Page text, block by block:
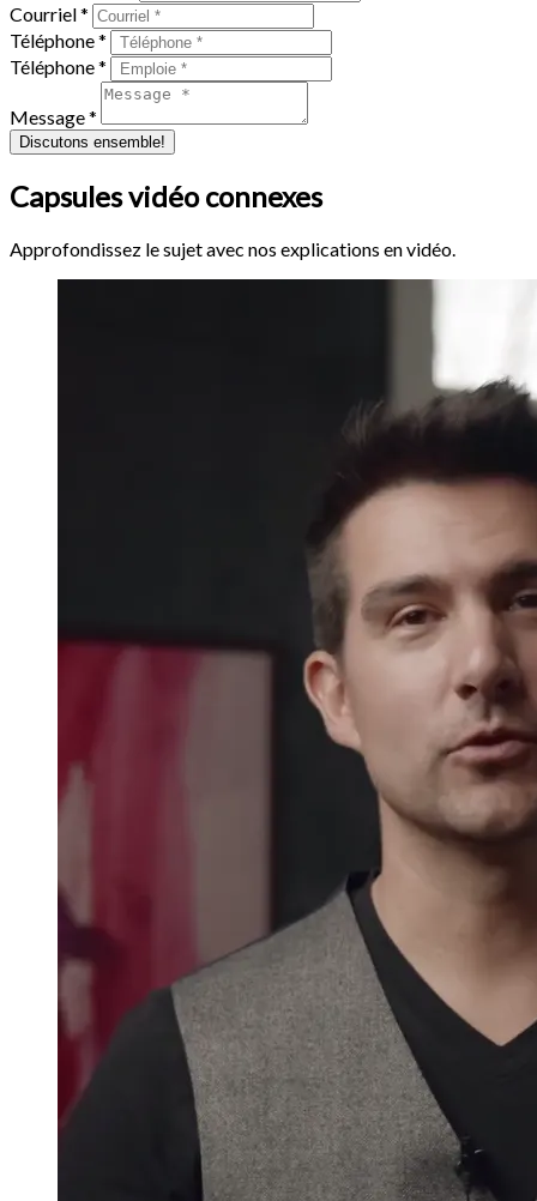
Courriel *
Téléphone *
Téléphone *
Message *
Discutons ensemble!
Capsules vidéo connexes
Approfondissez le sujet avec nos explications en vidéo.